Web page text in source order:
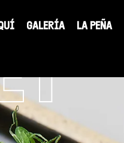
GALERÍA LA PEÑA